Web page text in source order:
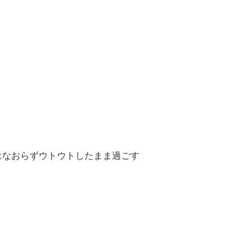
おらずウトウトしたまま過ごす